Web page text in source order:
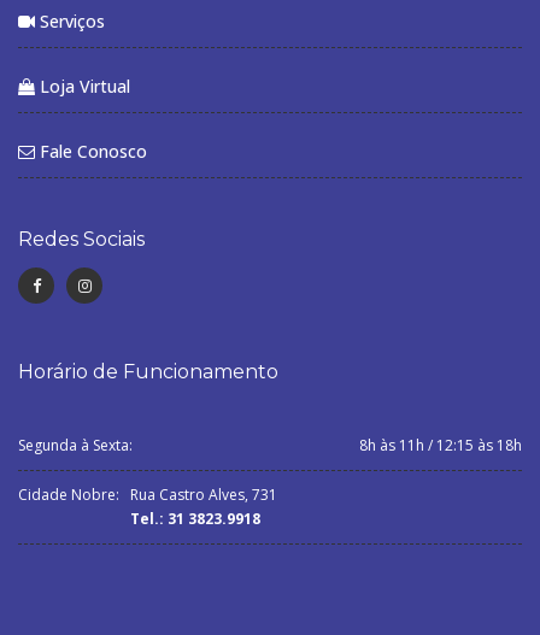
Serviços
Loja Virtual
Fale Conosco
Redes Sociais
Horário de Funcionamento
Segunda à Sexta: 8h às 11h / 12:15 às 18h
Cidade Nobre: Rua Castro Alves, 731
Tel.: 31 3823.9918